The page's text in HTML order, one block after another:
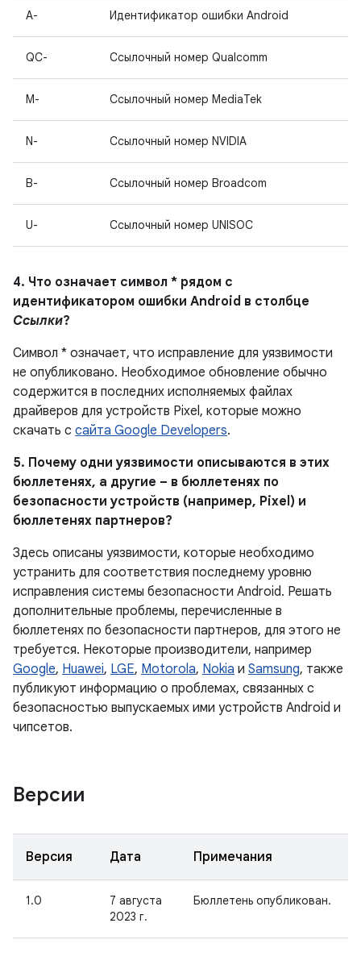
A- Идентификатор ошибки Android
QC- Ссылочный номер Qualcomm
M- Ссылочный номер MediaTek
N- Ссылочный номер NVIDIA
B- Ссылочный номер Broadcom
U- Ссылочный номер UNISOC
4. Что означает символ * рядом с
идентификатором ошибки Android в столбце
Ссылки?
Символ * означает, что исправление для уязвимости
не опубликовано. Необходимое обновление обычно
содержится в последних исполняемых файлах
драйверов для устройств Pixel, которые можно
скачать с сайта Google Developers.
5. Почему одни уязвимости описываются в этих
бюллетенях, а другие – в бюллетенях по
безопасности устройств (например, Pixel) и
бюллетенях партнеров?
Здесь описаны уязвимости, которые необходимо
устранить для соответствия последнему уровню
исправления системы безопасности Android. Решать
дополнительные проблемы, перечисленные в
бюллетенях по безопасности партнеров, для этого не
требуется. Некоторые производители, например
Google, Huawei, LGE, Motorola, Nokia и Samsung, также
публикуют информацию о проблемах, связанных с
безопасностью выпускаемых ими устройств Android и
чипсетов.
Версии
Версия Дата Примечания
1.0
7 августа
2023 г.
Бюллетень опубликован.